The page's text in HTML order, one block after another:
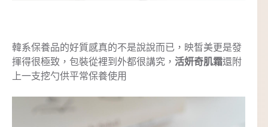
韓系保養品的好質感真的不是說說而已，映皙美更是發
揮得很極致，包裝從裡到外都很講究， 活妍奇肌霜還附
上一支挖勺供平常保養使用